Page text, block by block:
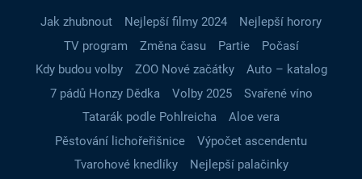
Jak zhubnout Nejlepší filmy 2024
Nejlepší horory
TV program
Změna času Partie
Počasí
Kdy budou volby
ZOO Nové začátky
Auto – katalog
7 pádů Honzy Dědka
Volby 2025
Svařené víno
Tatarák podle Pohlreicha
Aloe vera
Pěstování lichořeřišnice
Výpočet ascendentu
Tvarohové knedlíky
Nejlepší palačinky